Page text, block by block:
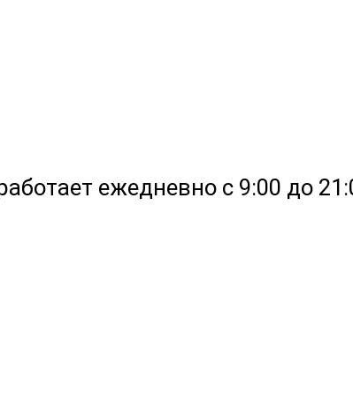
ежедневно с 9:00 до